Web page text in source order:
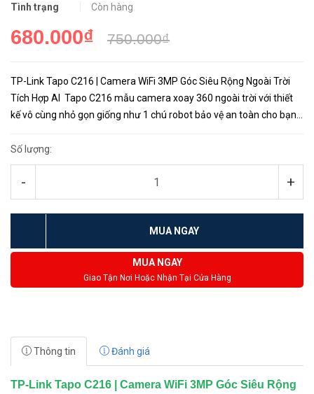
Tình trạng
Còn hàng
680.000₫ 750.000₫
TP-Link Tapo C216 | Camera WiFi 3MP Góc Siêu Rộng Ngoài Trời
Tích Hợp AI Tapo C216 mẫu camera xoay 360 ngoài trời với thiết
kế vô cùng nhỏ gọn giống như 1 chú robot bảo vệ an toàn cho bạn.
Số lượng:
- +
MUA NGAY
MUA NGAY
Giao Tận Nơi Hoặc Nhận Tại Cửa Hàng
Thông tin Đánh giá
TP-Link Tapo C216 | Camera WiFi 3MP Góc Siêu Rộng